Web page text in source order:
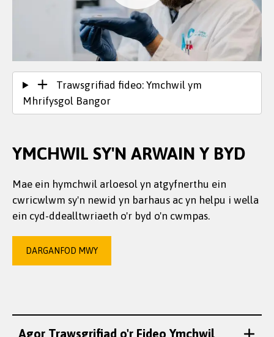
Trawsgrifiad fideo: Ymchwil ym
Mhrifysgol Bangor
YMCHWIL SY'N ARWAIN Y BYD
Mae ein hymchwil arloesol yn atgyfnerthu ein
cwricwlwm sy'n newid yn barhaus ac yn helpu i wella
ein cyd-ddealltwriaeth o'r byd o'n cwmpas.
DARGANFOD MWY
Agor Trawsgrifiad o'r Fideo Ymchwil